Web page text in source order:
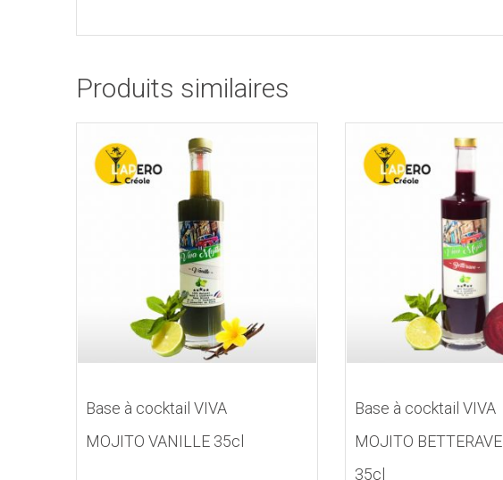
Produits similaires
Base à cocktail VIVA
MOJITO VANILLE 35cl
Base à cocktail VIVA
MOJITO BETTERAVE
35cl